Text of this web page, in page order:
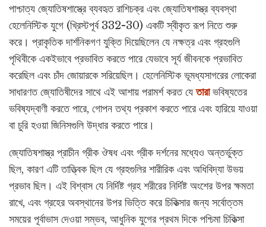
পাশ্চাত্য জ্যোতিষশাস্ত্রে ব্যবহৃত রাশিচক্র এবং জ্যোতিষশাস্ত্র ব্যবস্থা
হেলেনিস্টিক যুগে (খ্রিস্টপূর্ব 332-30) একটি স্বীকৃত রূপ নিতে শুরু
করে। প্রাকৃতিক দার্শনিকগণ যুক্তি দিয়েছিলেন যে নক্ষত্র এবং গ্রহগুলি
পৃথিবীকে একইভাবে প্রভাবিত করতে পারে যেভাবে সূর্য জীবনকে প্রভাবিত
করেছিল এবং চাঁদ জোয়ারকে সরিয়েছিল। হেলেনিস্টিক ভূমধ্যসাগরের লোকেরা
সাধারণত জ্যোতিষীদের সাথে এই আশায় পরামর্শ করত যেতারাভবিষ্যতের
ভবিষ্যদ্বাণী করতে পারে, গোপন তথ্য প্রকাশ করতে পারে এবং হারিয়ে যাওয়া
বা চুরি হওয়া জিনিসগুলি উদ্ধার করতে পারে।
জ্যোতিষশাস্ত্র প্রাচীন গ্রীক ঔষধ এবং গ্রীক দর্শনের মধ্যেও অন্তর্ভুক্ত
ছিল, কারণ এটি তাত্ত্বিক ছিল যে গ্রহগুলির শারীরিক এবং অধিবিদ্যা উভয়
প্রভাব ছিল। এই বিশ্বাস যে নির্দিষ্ট গ্রহ শরীরের নির্দিষ্ট অংশের উপর ক্ষমতা
রাখে, এবং গ্রহের অবস্থানের উপর ভিত্তি করে চিকিত্সার জন্য সর্বোত্তম
সময়ের পূর্বাভাস দেওয়া সম্ভব, আধুনিক যুগের প্রথম দিকে পশ্চিমা চিকিত্সা